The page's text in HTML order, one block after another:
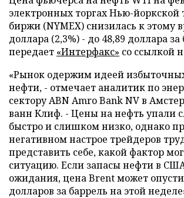
электронных торгах Нью-йоркской
биржи (NYMEX) снизилась к этому
доллара (2,3%) - до 48,89 доллара за
передает «Интерфакс» со ссылкой
«Рынок одержим идеей
нефти, - отмечает аналитик по
сектору ABN Amro Bank NV в
ванн Клиф. - Цены на нефть упали
быстро и слишком низко, однако
негативном настрое трейдеров
представить себе, какой фактор
ситуацию. Если запасы нефти в
ожидания, цена Brent может
долларов за баррель на этой